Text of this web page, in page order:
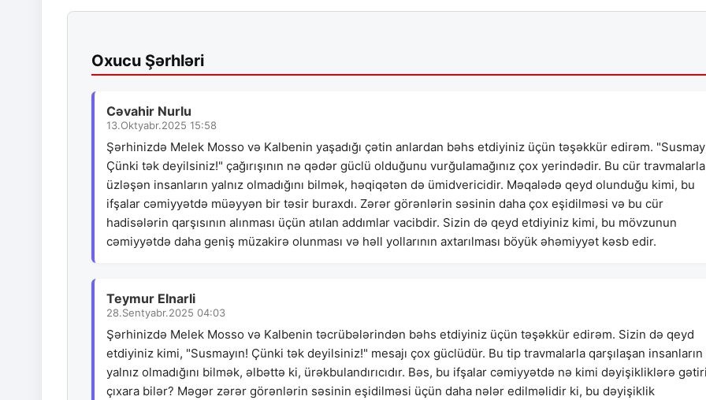
Oxucu Şərhləri
Cəvahir Nurlu
13.Oktyabr.2025 15:58
Şərhinizdə Melek Mosso və Kalbenin yaşadığı çətin anlardan bəhs etdiyiniz üçün təşəkkür edirəm.
Çünki tək deyilsiniz!" çağırışının nə qədər güclü olduğunu vurğulamağınız çox yerindədir. Bu cür travmalarla
üzləşən insanların yalnız olmadığını bilmək, həqiqətən də ümidvericidir. Məqalədə qeyd olunduğu kimi, bu
ifşalar cəmiyyətdə müəyyən bir təsir buraxdı. Zərər görənlərin səsinin daha çox eşidilməsi və bu cür
hadisələrin qarşısının alınması üçün atılan addımlar vacibdir. Sizin də qeyd etdiyiniz kimi, bu mövzunun
cəmiyyətdə daha geniş müzakirə olunması və həll yollarının axtarılması böyük əhəmiyyət kəsb edir.
Teymur Elnarli
28.Sentyabr.2025 04:03
Şərhinizdə Melek Mosso və Kalbenin təcrübələrindən bəhs etdiyiniz üçün təşəkkür edirəm. Sizin də qeyd
etdiyiniz kimi, "Susmayın! Çünki tək deyilsiniz!" mesajı çox güclüdür. Bu tip travmalarla qarşılaşan insanların
yalnız olmadığını bilmək, əlbəttə ki, ürəkbulandırıcıdır. Bəs, bu ifşalar cəmiyyətdə nə kimi dəyişikliklərə
çıxara bilər? Məgər zərər görənlərin səsinin eşidilməsi üçün daha nələr edilməlidir ki, bu dəyişiklik